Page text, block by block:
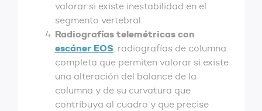
valorar si existe inestabilidad en el
segmento vertebral.
Radiografías telemétricas con
escáner EOS: radiografías de columna
completa que permiten valorar si existe
una alteración del balance de la
columna y de su curvatura que
contribuya al cuadro y que precise